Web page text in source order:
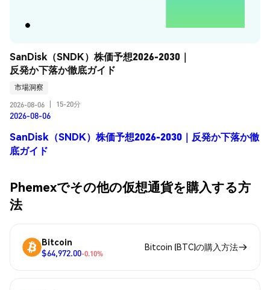
SanDisk（SNDK）株価予想2026-2030｜
反発か下落か徹底ガイド
市場洞察
2026-08-06
15-20分
2026-08-06
SanDisk（SNDK）株価予想2026-2030｜反発か下落か徹
底ガイド
Phemexでその他の仮想通貨を購入する方
法
Bitcoin
$64,972.00-0.10%
Bitcoin (BTC)の購入方法